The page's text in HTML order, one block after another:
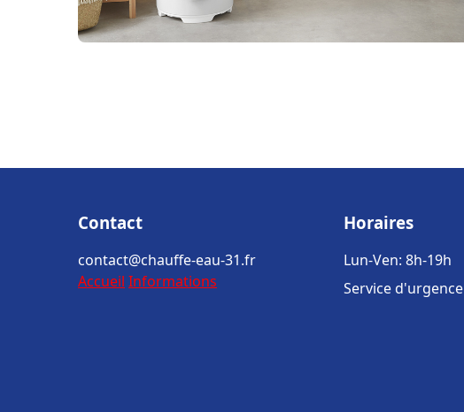
Contact
contact@chauffe-eau-31.fr
Accueil Informations
Horaires
Lun-Ven: 8h-19h
Service